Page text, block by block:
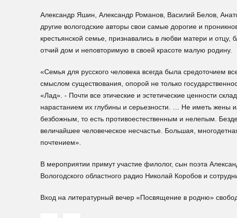
Александр Яшин, Александр Романов, Василий Белов,
другие вологодские авторы свои самые дорогие и
крестьянской семье, признавались в любви матери и
отчий дом и неповторимую в своей красоте малую родину.
«Семья для русского человека всегда была средоточием
смыслом существования, опорой не только
«Лад». - Почти все этические и эстетические ценности
нарастанием их глубины и серьезности. … Не иметь жены
безбожным, то есть противоестественным и нелепым.
величайшее человеческое несчастье. Большая,
почтением».
В мероприятии примут участие филолог, сын поэта
Вологодского областного радио Николай Коробов и
Вход на литературный вечер «Посвящение в родню»